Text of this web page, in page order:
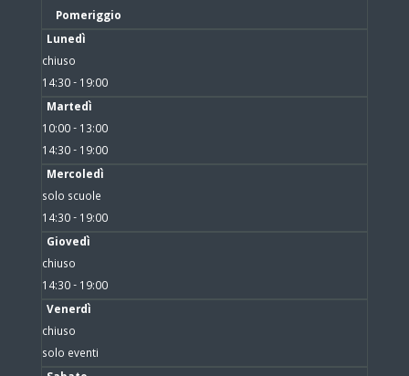
Pomeriggio
Lunedì
chiuso
14:30 - 19:00
Martedì
10:00 - 13:00
14:30 - 19:00
Mercoledì
solo scuole
14:30 - 19:00
Giovedì
chiuso
14:30 - 19:00
Venerdì
chiuso
solo eventi